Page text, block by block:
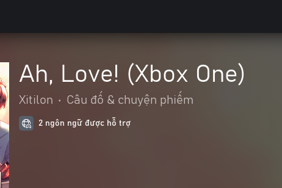
Ah, Love! (Xbox One)
Xitilon • Câu đố & chuyện phiếm
2 ngôn ngữ được hỗ trợ